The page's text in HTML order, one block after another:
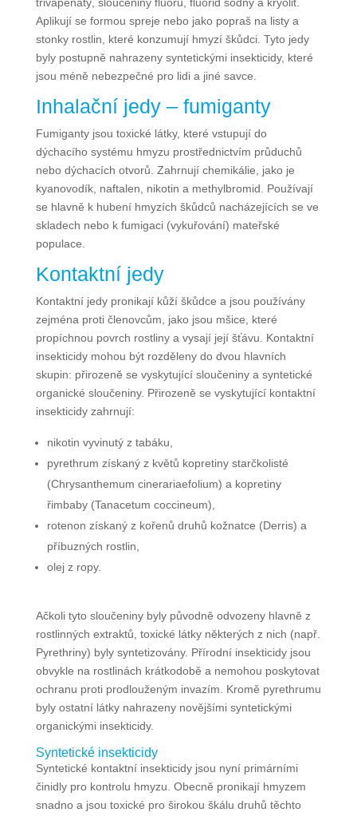
Aplikují se formou spreje nebo jako popraš na listy a
stonky rostlin, které konzumují hmyzí škůdci. Tyto jedy
byly postupně nahrazeny syntetickými insekticidy, které
jsou méně nebezpečné pro lidi a jiné savce.
Inhalační jedy – fumiganty
Fumiganty jsou toxické látky, které vstupují do
dýchacího systému hmyzu prostřednictvím průduchů
nebo dýchacích otvorů. Zahrnují chemikálie, jako je
kyanovodík, naftalen, nikotin a methylbromid. Používají
se hlavně k hubení hmyzích škůdců nacházejících se ve
skladech nebo k fumigaci (vykuřování) mateřské
populace.
Kontaktní jedy
Kontaktní jedy pronikají kůží škůdce a jsou používány
zejména proti členovcům, jako jsou mšice, které
propíchnou povrch rostliny a vysají její šťávu. Kontaktní
insekticidy mohou být rozděleny do dvou hlavních
skupin: přirozeně se vyskytující sloučeniny a syntetické
organické sloučeniny. Přirozeně se vyskytující kontaktní
insekticidy zahrnují:
nikotin vyvinutý z tabáku,
pyrethrum získaný z květů kopretiny starčkolisté
(Chrysanthemum cinerariaefolium) a kopretiny
řimbaby (Tanacetum coccineum),
rotenon získaný z kořenů druhů kožnatce (Derris) a
příbuzných rostlin,
olej z ropy.
Ačkoli tyto sloučeniny byly původně odvozeny hlavně z
rostlinných extraktů, toxické látky některých z nich (např.
Pyrethriny) byly syntetizovány. Přírodní insekticidy jsou
obvykle na rostlinách krátkodobě a nemohou poskytovat
ochranu proti prodlouženým invazím. Kromě pyrethrumu
byly ostatní látky nahrazeny novějšími syntetickými
organickými insekticidy.
Syntetické insekticidy
Syntetické kontaktní insekticidy jsou nyní primárními
činidly pro kontrolu hmyzu. Obecně pronikají hmyzem
snadno a jsou toxické pro širokou škálu druhů těchto